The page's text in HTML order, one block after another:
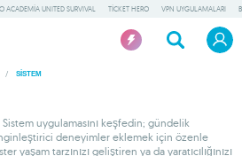
ACADEMIA UNITED SURVIVAL TICKET HERO VPN UYGULAMALARI
/ SISTEM
uygulamasını keşfedin; gündelik
deneyimler eklemek için özenle
yaşam tarzınızı geliştiren ya da yaratıcılığınızı